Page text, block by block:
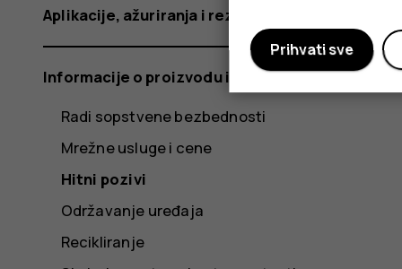
Aplikacije, ažuriranja i rezervne kopije
Informacije o proizvodu i bezbednosti
Radi sopstvene bezbednosti
Mrežne usluge i cene
Hitni pozivi
Održavanje uređaja
Recikliranje
Prihvati sve